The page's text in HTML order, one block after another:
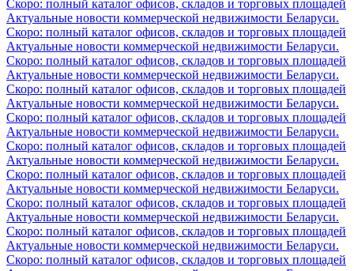
Скоро: полный каталог офисов, складов и торговых площадей
Актуальные новости коммерческой недвижимости Беларуси.
Скоро: полный каталог офисов, складов и торговых площадей
Актуальные новости коммерческой недвижимости Беларуси.
Скоро: полный каталог офисов, складов и торговых площадей
Актуальные новости коммерческой недвижимости Беларуси.
Скоро: полный каталог офисов, складов и торговых площадей
Актуальные новости коммерческой недвижимости Беларуси.
Скоро: полный каталог офисов, складов и торговых площадей
Актуальные новости коммерческой недвижимости Беларуси.
Скоро: полный каталог офисов, складов и торговых площадей
Актуальные новости коммерческой недвижимости Беларуси.
Скоро: полный каталог офисов, складов и торговых площадей
Актуальные новости коммерческой недвижимости Беларуси.
Скоро: полный каталог офисов, складов и торговых площадей
Актуальные новости коммерческой недвижимости Беларуси.
Скоро: полный каталог офисов, складов и торговых площадей
Актуальные новости коммерческой недвижимости Беларуси.
Скоро: полный каталог офисов, складов и торговых площадей